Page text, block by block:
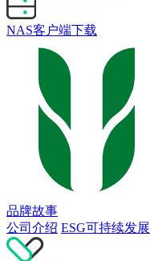
NAS客户端下载
品牌故事
公司介绍 ESG可持续发展